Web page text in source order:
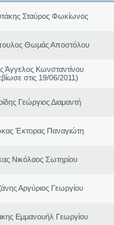
Σταύρος Φωκίωνος
Θωμάς Αποστόλου
Άγγελος Κωνσταντίνου
στις 19/06/2011)
Γεώργιος Διαμαντή
Έκτορας Παναγιώτη
Νικόλαος Σωτηρίου
Αργύριος Γεωργίου
Εμμανουήλ Γεωργίου